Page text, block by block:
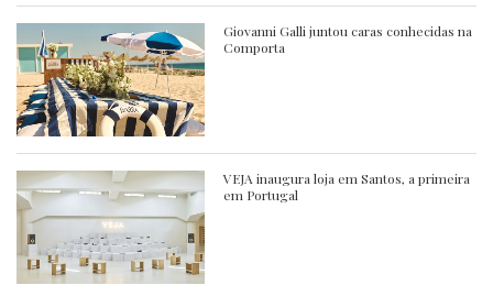
Giovanni Galli juntou caras conhecidas na
Comporta
VEJA inaugura loja em Santos, a primeira
em Portugal